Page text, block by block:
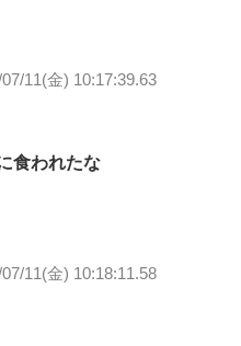
11(金) 10:17:39.63
食われたな
11(金) 10:18:11.58